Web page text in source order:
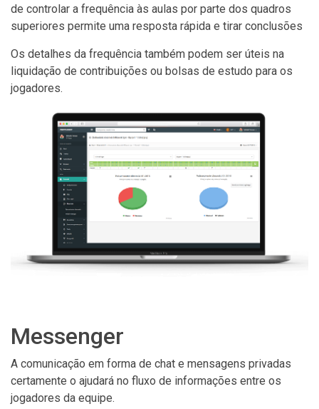
de controlar a frequência às aulas por parte dos quadros
superiores permite uma resposta rápida e tirar conclusões
Os detalhes da frequência também podem ser úteis na
liquidação de contribuições ou bolsas de estudo para os
jogadores.
Messenger
A comunicação em forma de chat e mensagens privadas
certamente o ajudará no fluxo de informações entre os
jogadores da equipe.